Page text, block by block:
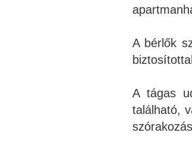
A bérlők
A tágas
található,